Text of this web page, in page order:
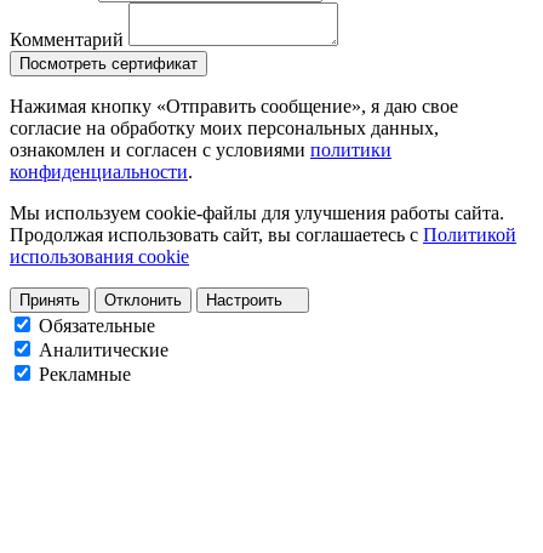
Комментарий
Посмотреть сертификат
Нажимая кнопку «Отправить сообщение», я даю свое
согласие на обработку моих персональных данных,
ознакомлен и согласен с условиями политики
конфиденциальности.
Мы используем cookie-файлы для улучшения работы сайта.
Продолжая использовать сайт, вы соглашаетесь с Политикой
использования cookie
Принять Отклонить Настроить
Обязательные
Аналитические
Рекламные